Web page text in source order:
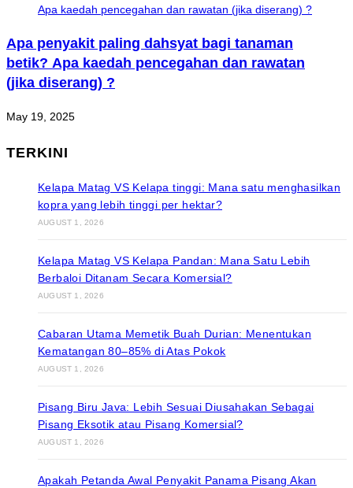
Apa penyakit paling dahsyat bagi tanaman
betik? Apa kaedah pencegahan dan rawatan
(jika diserang) ?
May 19, 2025
TERKINI
Kelapa Matag VS Kelapa tinggi: Mana satu menghasilkan
kopra yang lebih tinggi per hektar?
AUGUST 1, 2026
Kelapa Matag VS Kelapa Pandan: Mana Satu Lebih
Berbaloi Ditanam Secara Komersial?
AUGUST 1, 2026
Cabaran Utama Memetik Buah Durian: Menentukan
Kematangan 80–85% di Atas Pokok
AUGUST 1, 2026
Pisang Biru Java: Lebih Sesuai Diusahakan Sebagai
Pisang Eksotik atau Pisang Komersial?
AUGUST 1, 2026
Apakah Petanda Awal Penyakit Panama Pisang Akan